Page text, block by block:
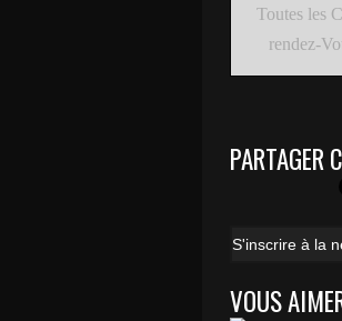
Toutes les
rendez-
PARTAGER
S'inscrire à la
VOUS